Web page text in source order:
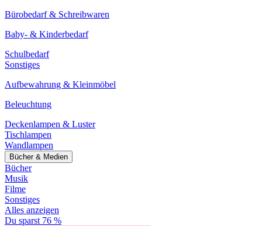
Bürobedarf & Schreibwaren
Baby- & Kinderbedarf
Schulbedarf
Sonstiges
Aufbewahrung & Kleinmöbel
Beleuchtung
Deckenlampen & Luster
Tischlampen
Wandlampen
Bücher & Medien
Bücher
Musik
Filme
Sonstiges
Alles anzeigen
Du sparst 76 %